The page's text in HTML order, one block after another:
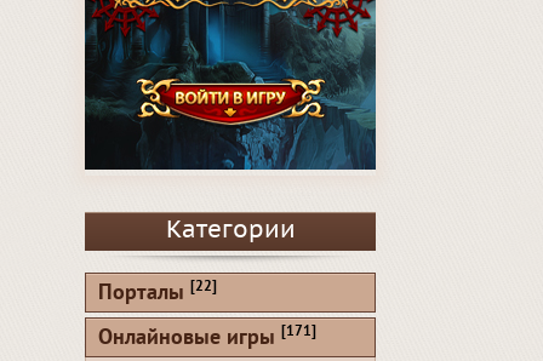
Категории
Порталы [22]
Онлайновые игры [171]